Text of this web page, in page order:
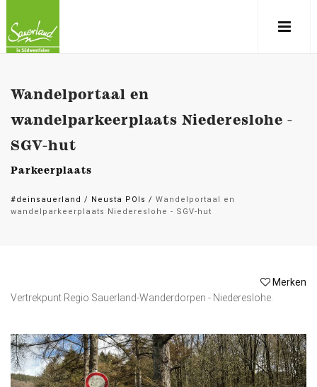
Wandelportaal en
wandelparkeerplaats Niedereslohe -
SGV-hut
Parkeerplaats
#deinsauerland / Neusta POIs / Wandelportaal en
wandelparkeerplaats Niedereslohe - SGV-hut
Merken
Vertrekpunt Regio Sauerland-Wanderdorpen - Niedereslohe.